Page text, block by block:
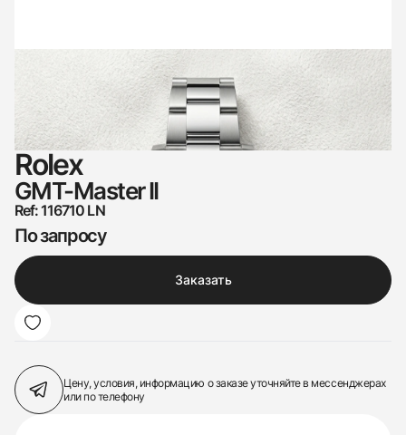
Rolex
GMT-Master II
Ref: 116710 LN
По запросу
Заказать
Цену, условия, информацию о заказеуточняйте в мессенджерах
или по телефону